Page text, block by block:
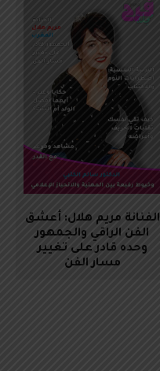
الفنانة مريم هلال: أعشق
الفن الراقي والجمهور
وحده قادر على تغيير
مسار الفن